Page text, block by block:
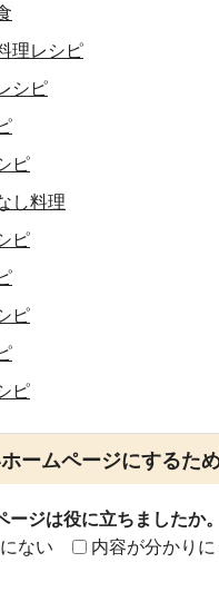
理レシピ
シピ
ピ
し料理
ピ
ピ
ピ
ームページにするた
ージは役に立ちましたか。
ない
内容が分かりに